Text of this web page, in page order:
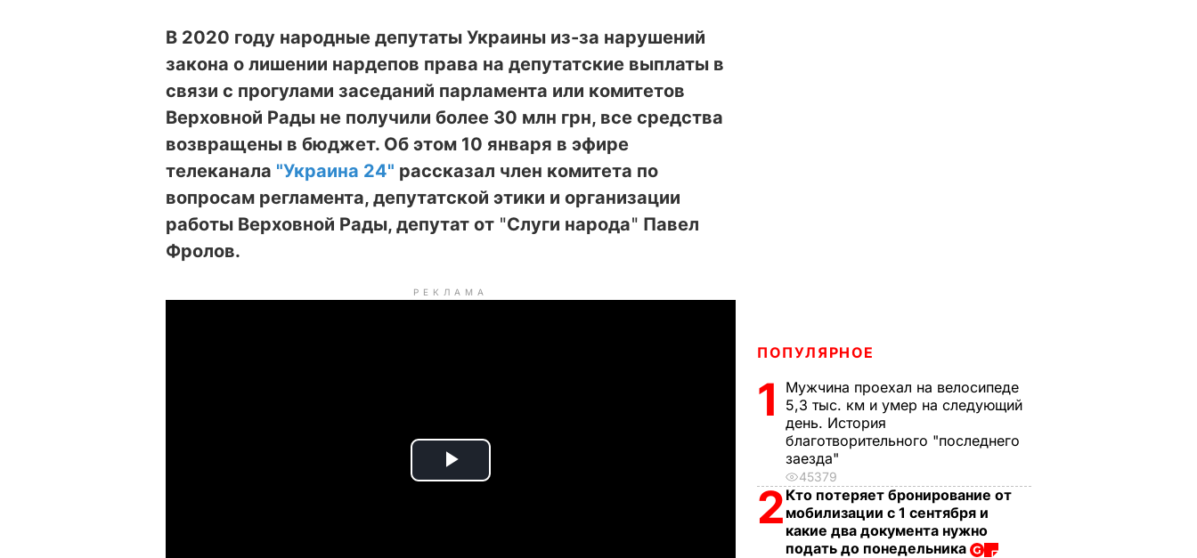
В 2020 году народные депутаты Украины из-за нарушений
закона о лишении нардепов права на депутатские выплаты в
связи с прогулами заседаний парламента или комитетов
Верховной Рады не получили более 30 млн грн, все средства
возвращены в бюджет. Об этом 10 января в эфире
телеканала "Украина 24" рассказал член комитета по
вопросам регламента, депутатской этики и организации
работы Верховной Рады, депутат от "Слуги народа" Павел
Фролов.
РЕКЛАМА
P
ПОПУЛЯРНОЕ
1
Мужчина проехал на велосипеде
5,3 тыс. км и умер на следующий
день. История
благотворительного "последнего
заезда"
45379
2 Кто потеряет бронирование от
мобилизации с 1 сентября и
какие два документа нужно
подать до понедельника